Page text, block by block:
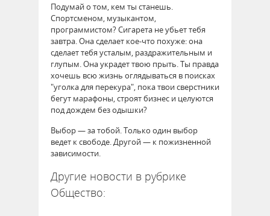
Подумай о том, кем ты станешь.
Спортсменом, музыкантом,
программистом? Сигарета не убьет тебя
завтра. Она сделает кое-что похуже: она
сделает тебя усталым, раздражительным и
глупым. Она украдет твою прыть. Ты правда
хочешь всю жизнь оглядываться в поисках
"уголка для перекура", пока твои сверстники
бегут марафоны, строят бизнес и целуются
под дождем без одышки?
Выбор — за тобой. Только один выбор
ведет к свободе. Другой — к пожизненной
зависимости.
Другие новости в рубрике
Общество: